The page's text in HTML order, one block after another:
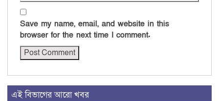
Save my name, email, and website in this
browser for the next time I comment.
এই বিভাগের আরো খবর